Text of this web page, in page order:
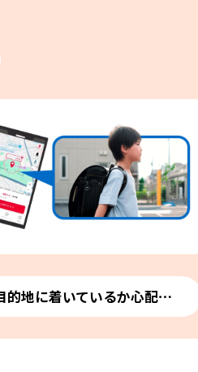
的地に着いているか心配⋯